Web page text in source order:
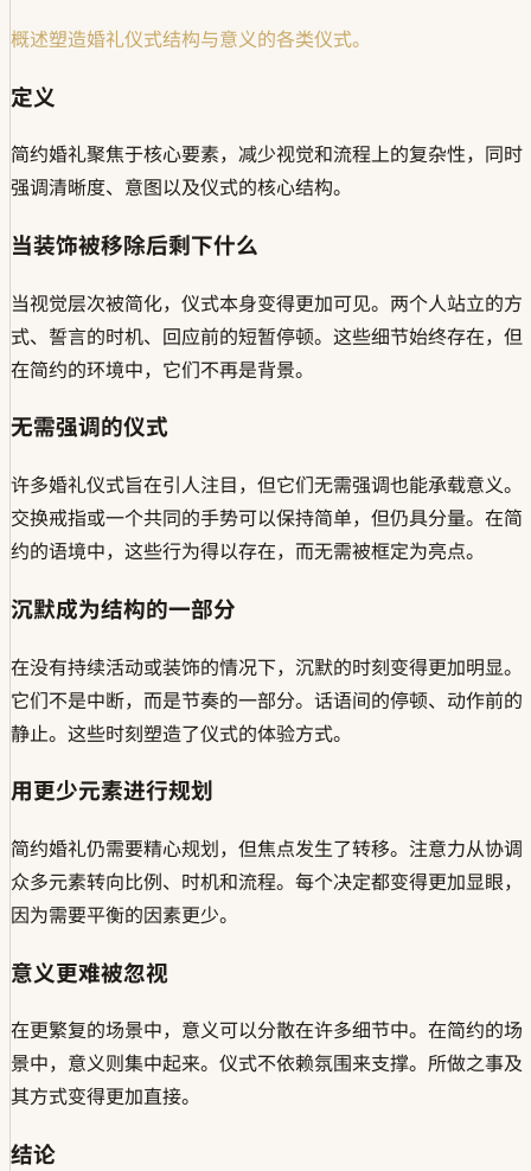
概述塑造婚礼仪式结构与意义的各类仪式。
定义
简约婚礼聚焦于核心要素，减少视觉和流程上的复杂性，同时
强调清晰度、意图以及仪式的核心结构。
当装饰被移除后剩下什么
当视觉层次被简化，仪式本身变得更加可见。两个人站立的方
式、誓言的时机、回应前的短暂停顿。这些细节始终存在，但
在简约的环境中，它们不再是背景。
无需强调的仪式
许多婚礼仪式旨在引人注目，但它们无需强调也能承载意义。
交换戒指或一个共同的手势可以保持简单，但仍具分量。在简
约的语境中，这些行为得以存在，而无需被框定为亮点。
沉默成为结构的一部分
在没有持续活动或装饰的情况下，沉默的时刻变得更加明显。
它们不是中断，而是节奏的一部分。话语间的停顿、动作前的
静止。这些时刻塑造了仪式的体验方式。
用更少元素进行规划
简约婚礼仍需要精心规划，但焦点发生了转移。注意力从协调
众多元素转向比例、时机和流程。每个决定都变得更加显眼，
因为需要平衡的因素更少。
意义更难被忽视
在更繁复的场景中，意义可以分散在许多细节中。在简约的场
景中，意义则集中起来。仪式不依赖氛围来支撑。所做之事及
其方式变得更加直接。
结论